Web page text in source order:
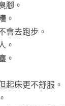
腳。
。
會去跑步。
。
。
起床更不舒服。